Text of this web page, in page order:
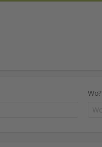
Wo?